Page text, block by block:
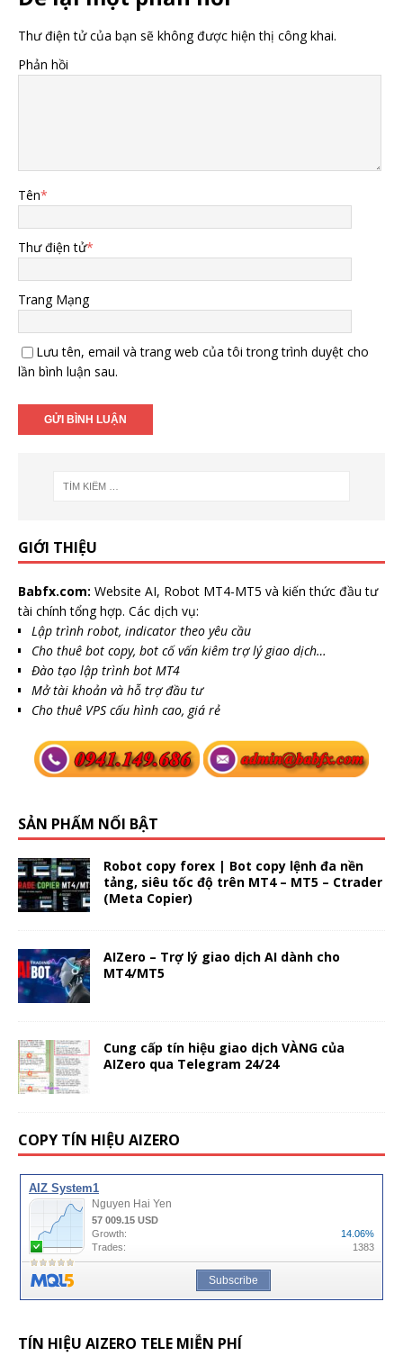
Thư điện tử của bạn sẽ không được hiện thị công khai.
Phản hồi
Tên*
Thư điện tử*
Trang Mạng
Lưu tên, email và trang web của tôi trong trình duyệt cho
lần bình luận sau.
GIỚI THIỆU
Babfx.com: Website AI, Robot MT4-MT5 và kiến thức đầu tư
tài chính tổng hợp. Các dịch vụ:
Lập trình robot, indicator theo yêu cầu
Cho thuê bot copy, bot cố vấn kiêm trợ lý giao dịch…
Đào tạo lập trình bot MT4
Mở tài khoản và hỗ trợ đầu tư
Cho thuê VPS cấu hình cao, giá rẻ
SẢN PHẨM NỔI BẬT
Robot copy forex | Bot copy lệnh đa nền
tảng, siêu tốc độ trên MT4 – MT5 – Ctrader
(Meta Copier)
AIZero – Trợ lý giao dịch AI dành cho
MT4/MT5
Cung cấp tín hiệu giao dịch VÀNG của
AIZero qua Telegram 24/24
COPY TÍN HIỆU AIZERO
TÍN HIỆU AIZERO TELE MIỄN PHÍ